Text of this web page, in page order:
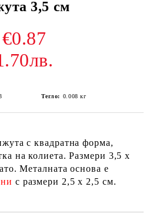
3,5 см
€0.87
Тегло: 0.008 кг
с квадратна форма,
на колиета. Размери 3,5 х
Металната основа е
с размери 2,5 х 2,5 см.